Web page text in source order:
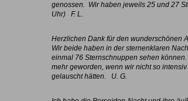
genossen. Wir haben jeweils 25 und 27
Uhr) F. L.
Herzlichen Dank für den wunderschönen
Wir beide haben in der sternenklaren
einmal 76 Sternschnuppen sehen
mehr geworden, wenn wir nicht so
gelauscht hätten. U. G.